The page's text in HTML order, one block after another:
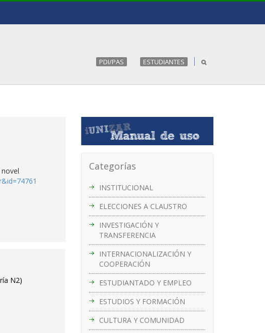
PDI/PAS ESTUDIANTES
Categorías
INSTITUCIONAL
ELECCIONES A CLAUSTRO
INVESTIGACIÓN Y
TRANSFERENCIA
INTERNACIONALIZACIÓN Y
COOPERACIÓN
ESTUDIANTADO Y EMPLEO
ESTUDIOS Y FORMACIÓN
CULTURA Y COMUNIDAD
N2)